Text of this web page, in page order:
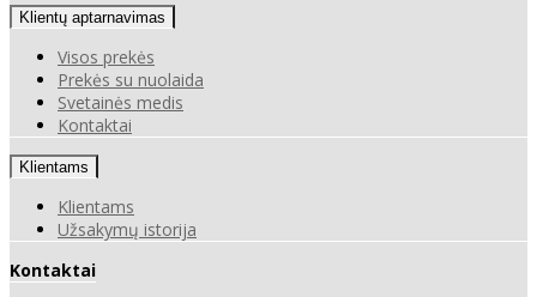
Klientų aptarnavimas
Visos prekės
Prekės su nuolaida
Svetainės medis
Kontaktai
Klientams
Klientams
Užsakymų istorija
Kontaktai